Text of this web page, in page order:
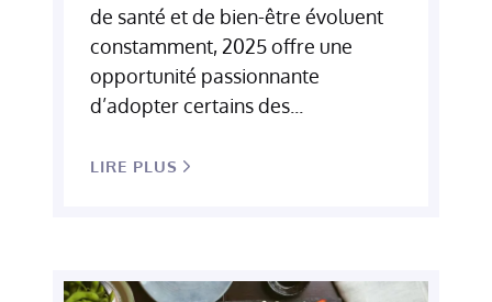
de santé et de bien-être évoluent
constamment, 2025 offre une
opportunité passionnante
d’adopter certains des...
LIRE PLUS